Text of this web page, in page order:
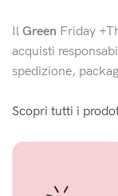
Il Green Friday
acquisti
spedizione,
Scopri tutti i